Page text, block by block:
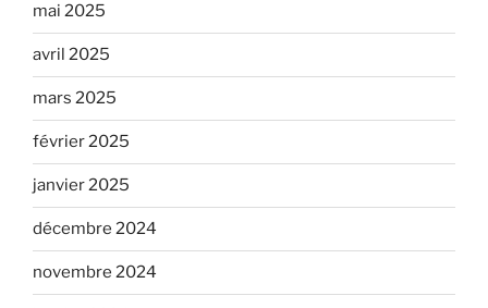
mai 2025
avril 2025
mars 2025
février 2025
janvier 2025
décembre 2024
novembre 2024